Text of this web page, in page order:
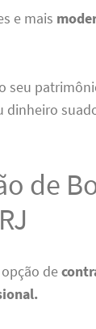
e mais
seu
dinheiro
de
opção de